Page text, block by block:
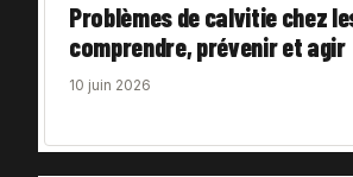
Problèmes de calvitie chez
comprendre, prévenir et agir
10 juin 2026